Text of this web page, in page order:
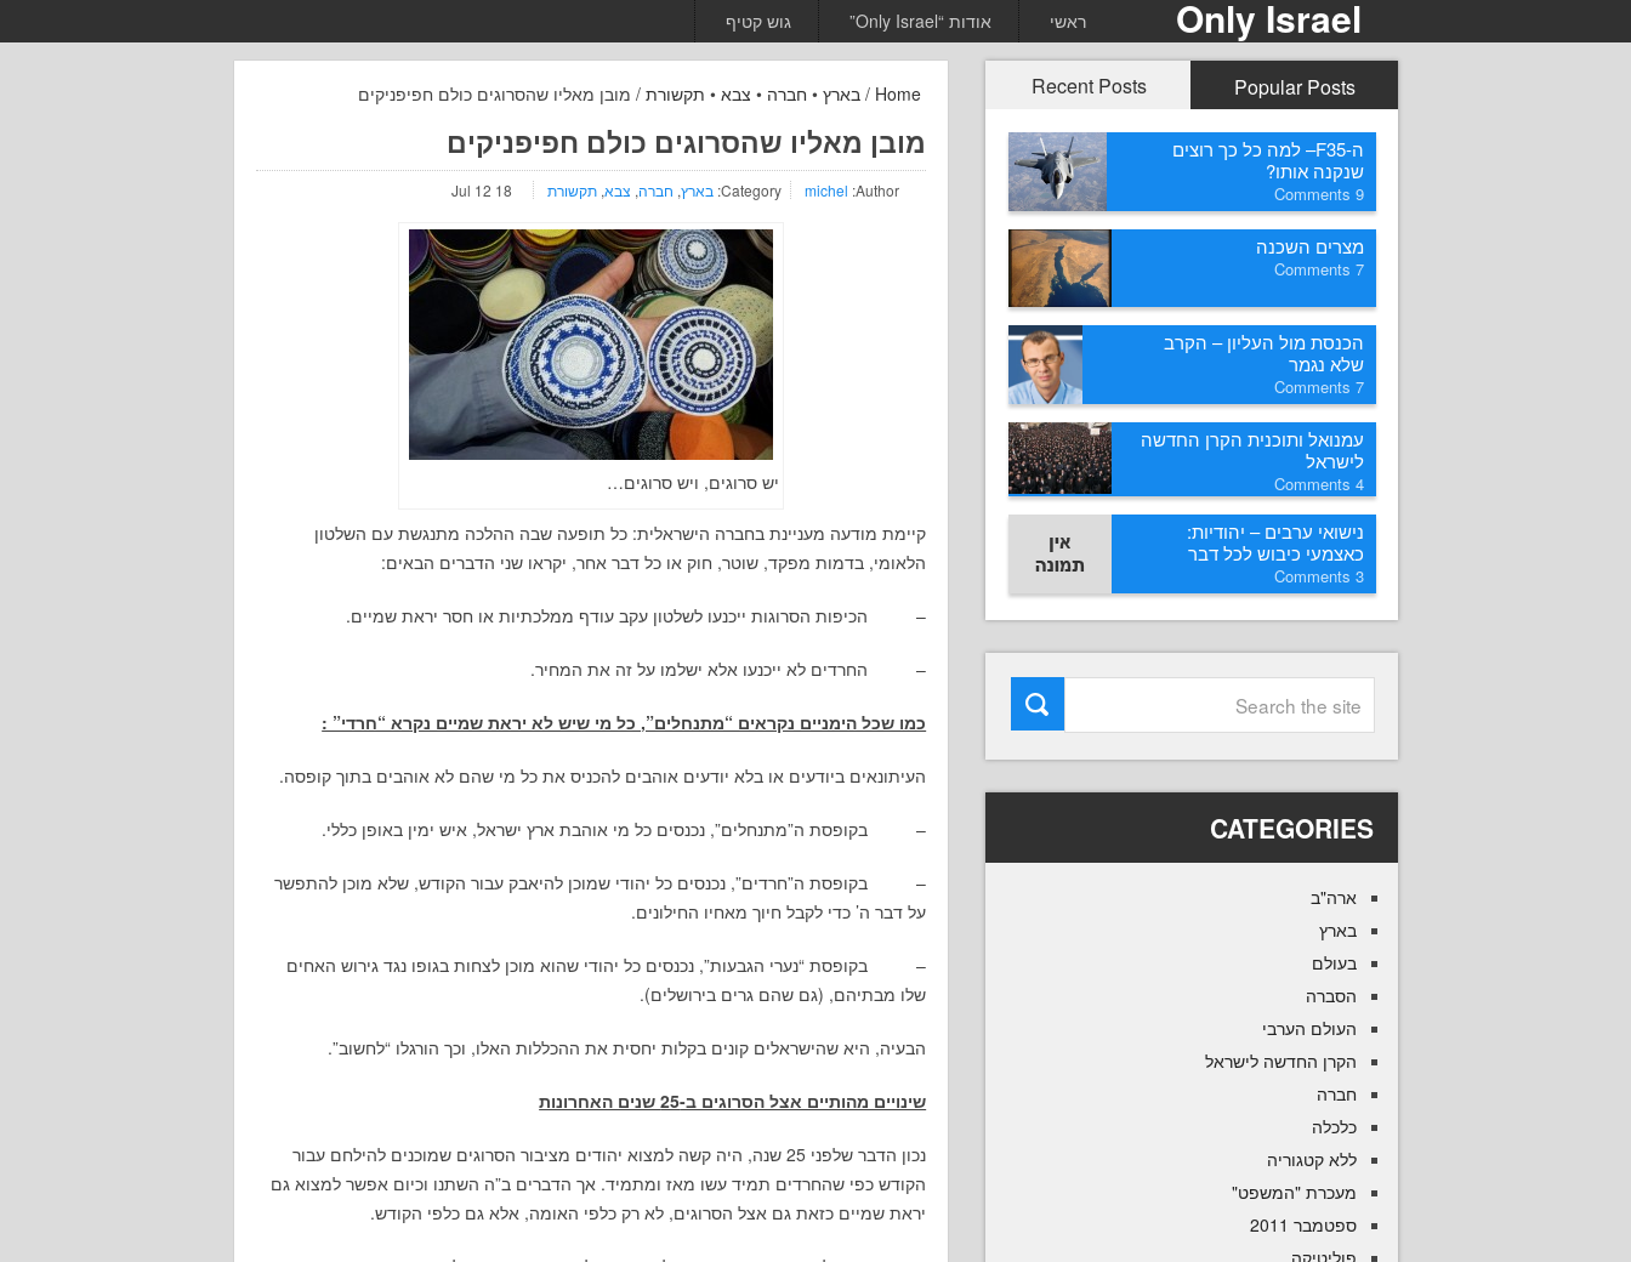
ראשי אודות “Only Israel” גוש קטיף Only Israel
/ בארץ• חברה • צבא• תקשורת/ מובן מאליו שהסרוגים כולם חפיפניקים
מובן מאליו שהסרוגים כולם חפיפניקים
Author:
michel
Category: בארץ, חברה, צבא, תקשורת 18 Jul 12
יש סרוגים, ויש סרוגים…
קיימת מודעה מעניינת בחברה הישראלית: כל תופעה שבה ההלכה מתנגשת עם השלטון
הלאומי, בדמות מפקד, שוטר, חוק או כל דבר אחר, יקראו שני הדברים הבאים:
– הכיפות הסרוגות ייכנעו לשלטון עקב עודף ממלכתיות או חסר יראת שמיים.
– החרדים לא ייכנעו אלא ישלמו על זה את המחיר.
כמו שכל הימניים נקראים “מתנחלים”, כל מי שיש לא יראת שמיים נקרא “חרדי” :
העיתונאים ביודעים או בלא יודעים אוהבים להכניס את כל מי שהם לא אוהבים בתוך קופסה.
– בקופסת ה”מתנחלים”, נכנסים כל מי אוהבת ארץ ישראל, איש ימין באופן כללי.
– בקופסת ה”חרדים”, נכנסים כל יהודי שמוכן להיאבק עבור הקודש, שלא מוכן להתפשר
על דבר ה’ כדי לקבל חיוך מאחיו החילונים.
– בקופסת “נערי הגבעות”, נכנסים כל יהודי שהוא מוכן לצחות בגופו נגד גירוש האחים
שלו מבתיהם, (גם שהם גרים בירושלים).
הבעיה, היא שהישראלים קונים בקלות יחסית את ההכללות האלו, וכך הורגלו “לחשוב”.
שינויים מהותיים אצל הסרוגים ב-25 שנים האחרונות
נכון הדבר שלפני 25 שנה, היה קשה למצוא יהודים מציבור הסרוגים שמוכנים להילחם עבור
הקודש כפי שהחרדים תמיד עשו מאז ומתמיד. אך הדברים ב”ה השתנו וכיום אפשר למצוא גם
יראת שמיים כזאת גם אצל הסרוגים, לא רק כלפי האומה, אלא גם כלפי הקודש.
Popular Posts
Recent Posts
ה-F35– למה כל כך רוצים
שנקנה אותו?
9
מצרים השכנה
7
הכנסת מול העליון – הקרב
שלא נגמר
7
עמנואל ותוכנית הקרן החדשה
לישראל
4
נישואי ערבים – יהודיות:
כאצמעי כיבוש לכל דבר
3
CATEGORIES
ארה"ב
בארץ
בעולם
הסברה
העולם הערבי
הקרן החדשה לישראל
חברה
כלכלה
ללא קטגוריה
מעכרת "המשפט"
ספטמבר 2011
פוליטיקה